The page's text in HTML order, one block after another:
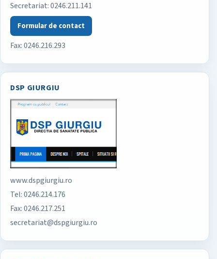
Secretariat:0246.211.141
Formular de contact
Fax: 0246.216.293
DSP GIURGIU
www.dspgiurgiu.ro
Tel: 0246.214.176
Fax: 0246.217.251
secretariat@dspgiurgiu.ro